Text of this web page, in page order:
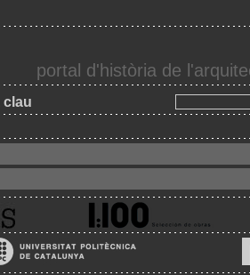
portal d'història de
clau